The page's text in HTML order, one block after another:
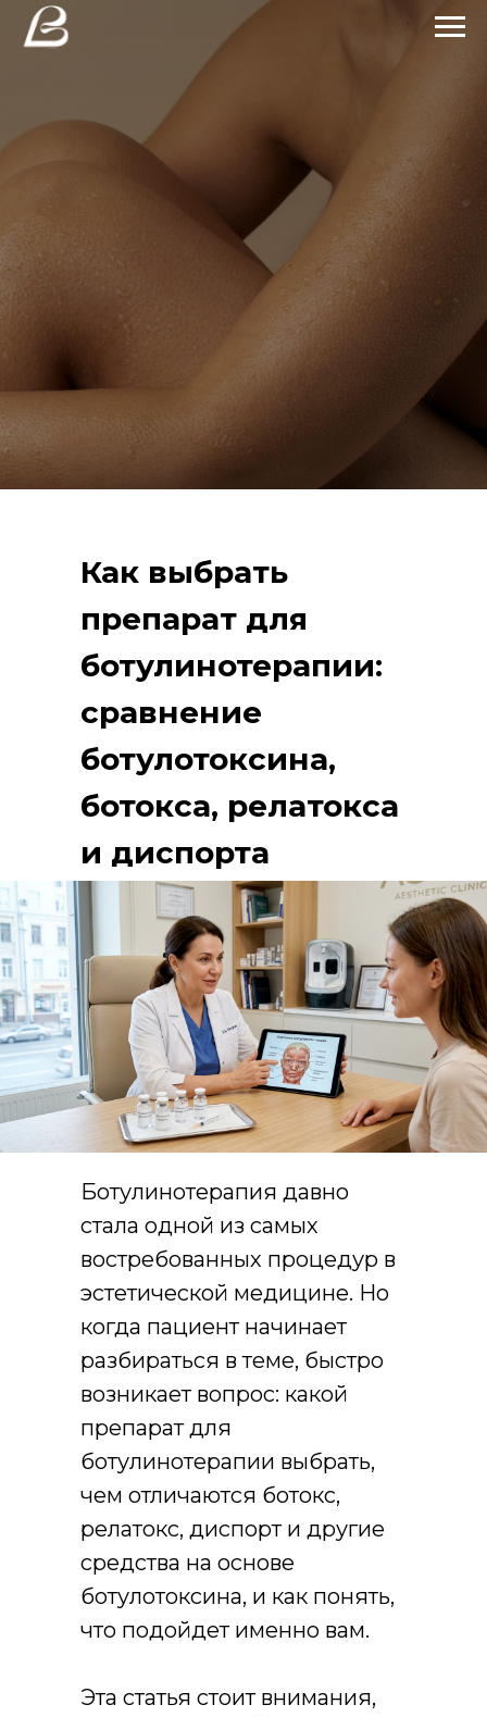
Как выбрать
препарат для
ботулинотерапии:
сравнение
ботулотоксина,
ботокса, релатокса
и диспорта
Ботулинотерапия давно
стала одной из самых
востребованных процедур в
эстетической медицине. Но
когда пациент начинает
разбираться в теме, быстро
возникает вопрос: какой
препарат для
ботулинотерапии выбрать,
чем отличаются ботокс,
релатокс, диспорт и другие
средства на основе
ботулотоксина, и как понять,
что подойдет именно вам.
Эта статья стоит внимания,